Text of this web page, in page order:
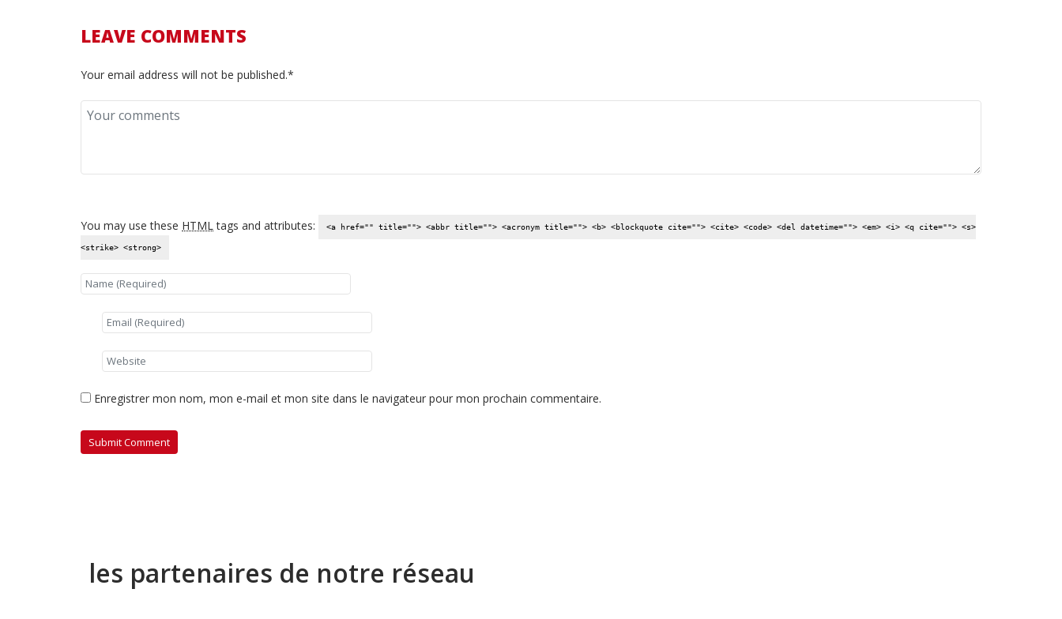
LEAVE COMMENTS
Your email address will not be published.*
You may use these HTMLtags and attributes: <a href="" title=""> <abbr title=""> <acronym title=""> <b> <blockquote cite=""> <cite> <code> <del datetime=""> <em> <i> <q cite=""> <s>
<strike> <strong>
Enregistrer mon nom, mon e-mail et mon site dans le navigateur pour mon prochain commentaire.
les partenaires de notre réseau